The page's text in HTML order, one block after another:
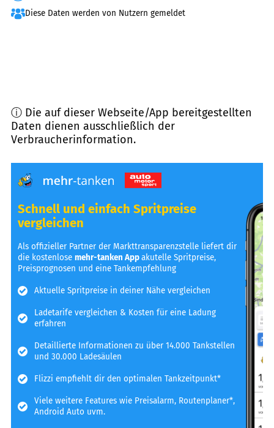
Diese Daten werden von Nutzern gemeldet
ⓘ Die auf dieser Webseite/App bereitgestellten
Daten dienen ausschließlich der
Verbraucherinformation.
Schnell und einfach Spritpreise
vergleichen
Als offizieller Partner der Markttransparenzstelle liefert dir
die kostenlosemehr-tanken Appakutelle Spritpreise,
Preisprognosen und eine Tankempfehlung
Aktuelle Spritpreise in deiner Nähe vergleichen
Ladetarife vergleichen & Kosten für eine Ladung
erfahren
Detaillierte Informationen zu über 14.000 Tankstellen
und 30.000 Ladesäulen
Flizzi empfiehlt dir den optimalen Tankzeitpunkt*
Viele weitere Features wie Preisalarm, Routenplaner*,
Android Auto uvm.